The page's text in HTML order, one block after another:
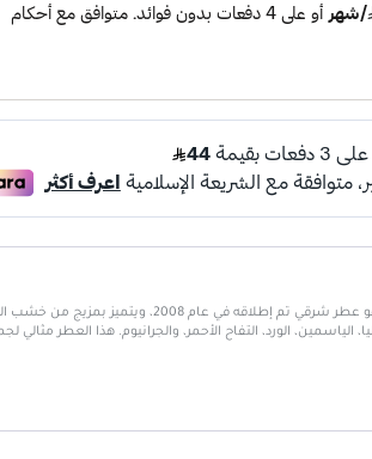
عطر دانهيل لندن للرجال هو عطر شرقي تم إطلاقه في عام
الياسمين، الورد، التفاح الأحمر، والجرانيوم. هذا العطر مثالي